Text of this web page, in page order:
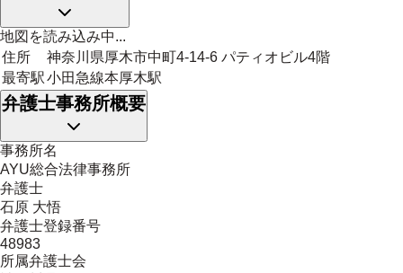
地図を読み込み中...
住所
神奈川県厚木市中町4-14-6 パティオビル4階
最寄駅小田急線本厚木駅
弁護士事務所概要
事務所名
AYU総合法律事務所
弁護士
石原 大悟
弁護士登録番号
48983
所属弁護士会